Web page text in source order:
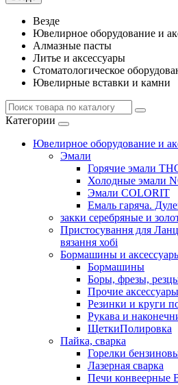
Везде
Ювелирное оборудование и
Алмазные пасты
Литье и аксессуары
Стоматологическое
Ювелирные вставки и камни
Категории
Ювелирное оборудование и
Эмали
Горячие эмали
Холодные эмали
Эмали COLORIT
Емаль гаряча.
закки серебряные и
Пристосування для
вязання хобі
Бормашины и
Бормашины
Боры, фрезы,
Прочие аксессуары
Резинки и круги
Рукава и
ЩеткиПолировка
Пайка, сварка
Горелки
Лазерная сварка
Печи конвеерные